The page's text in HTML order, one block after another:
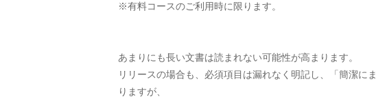
※有料コースのご利用時に限ります。
あまりにも長い文書は読まれない可能性が高まります。
リリースの場合も、必須項目は漏れなく明記し、「簡潔に
りますが、